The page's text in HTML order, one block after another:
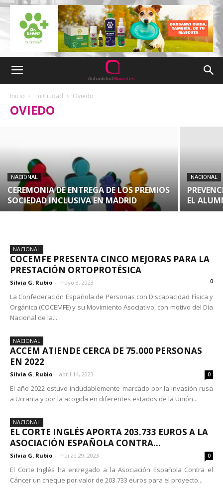
Inicio Tu Ciudad Oviedo
OVIEDO
NACIONAL
COCEMFE CELEBRA UNA JORNADA
EN TOLEDO SOBRE INCLUSIÓN POR
COMPETENCIAS
Silvia G. Rubio -
NACIONAL
CEREMONIA DE ENTREGA DE LOS PREMIOS
SOCIEDAD INCLUSIVA EN MADRID
NACIONAL
EL
NACIONAL
COCEMFE PRESENTA CINCO MEJORAS PARA LA
PRESTACIÓN ORTOPROTÉSICA
Silvia G. Rubio - mayo 3, 2023 0
La Confederación Española de Personas con Discapacidad Física y
Orgánica (COCEMFE) y su Movimiento Asociativo, con motivo del Día
Nacional de la...
NACIONAL
ACCEM ATIENDE CERCA DE 75.000 PERSONAS
EN 2022
Silvia G. Rubio - abril 14, 2023 0
El año 2022 estuvo indudablemente marcado por la invasión rusa
a Ucrania y por la acogida en diferentes estados de la Unión...
NACIONAL
EL CORTE INGLÉS APORTA 203.733 EUROS A LA
ASOCIACIÓN ESPAÑOLA CONTRA...
Silvia G. Rubio - marzo 29, 2023 0
El Corte Inglés ha entregado a la Asociación Española Contra el
Cáncer un cheque por valor de 203.733 euros para el proyecto...